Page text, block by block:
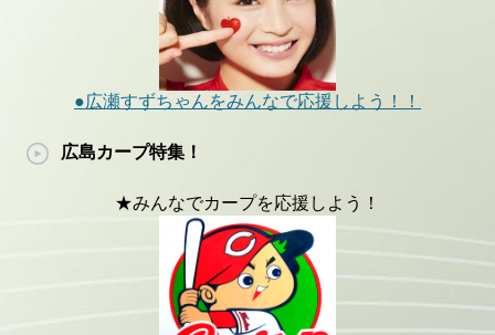
●広瀬すずちゃんをみんなで応援しよう！！
広島カープ特集！
★みんなでカープを応援しよう！